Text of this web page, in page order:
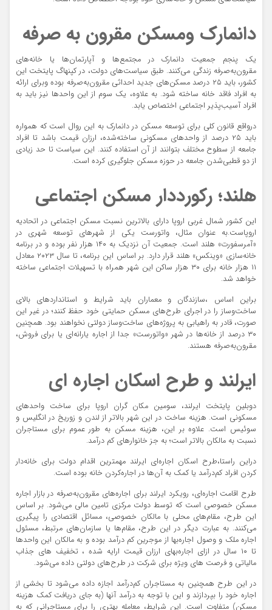
دانمارک ومسکن مقرون به صرفه
یک پنجم جمعیت دانمارک در مجتمع‌ها و آپارتمان‌ها یا خانه‌های
مقرون‌به‌صرفه زندگی می‌کنند. طبق سیاست‌های دولت، در کپنهاگ پایتخت این
کشور، باید ۲۵ درصد مسکن‌های جدید احداثی مقرون‌به‌صرفه بوده وبرای ارائه
به افراد فاقد خانه ساخته شود. به علاوه، یک سوم از این واحدها نیز باید به
افراد آسیب‌پذیر اجتماعی اختصاص یابد.
درواقع قانون کلی برای توسعه مسکن در دانمارک به این روال است که همواره
باید ۲۵ درصد از واحدهای مسکونی ساخته‌شده، ارزان قیمت باشد تا افراد
جامعه از سطوح مختلف بتوانند از آن استفاده کنند. این سیاست تا حد زیادی
از دو قطبی‌شدن جامعه در حوزه مسکن جلوگیری کرده است.
هلند؛ رکورددار مسکن اجتماعی
این کشور شمال غربی اروپا دارای بالاترین نسبت مسکن اجتماعی در اتحادیه
اروپاست.به عنوان مثال، واتورست یکی از شهرهای توسعه شهری در
«آمرسفورت» هلند است. جمعیت آن نزدیک به ۱۴۰ هزار نفر بوده و در برنامه
خانه‌سازی «وینکس» هلند قرار دارد. بر اساس این برنامه، تا سال ۲۰۲۳ معادل
۱۱ هزار خانه برای ۳۰ هزار ساکن این شهر همراه با تسهیلات اجتماعی ساخته
خواهد شد.
براین اساس ،سازندگان و معماران باید شرایط و استانداردهای بالای
ساخت‌وساز را در اجرای طرح‌های مسکن حمایتی خود حفظ کنند؛ در غیر این
صورت، قادر به راهیابی به پروژه‌های ساخت‌وساز دولتی نخواهند بود. همچنین
۳۰ درصد از خانه‌ها در شهر «واتورست» جدا از اجاره یارانه‌ای یا برای فروش،
مقرون‌به‌صرفه هستند.
ایرلند و طرح اسکان اجاره ای
دوبلین پایتخت ایرلند، سومین مکان گران اروپا برای ساخت واحدهای
مسکونی است. هزینه ساخت در این شهر بالاتر از لندن و زوریخ در انگلیس و
سوئیس است. علاوه بر این، هزینه مسکن به طور عموم برای مستاجران
نسبت به مالکان بالاتر است؛ به جز خانوارهای کم درآمد.
دراین راستا،طرح اسکان اجاره‌ای ایرلند مهمترین اقدام دولت برای خانه‌دار
کردن افراد کم‌درآمد یا کمک به آن‌ها در اجاره‌کردن خانه‌ بوده است.
طرح اقامت اجاره‌ای، رویکرد ایرلند برای اجاره‌های مقرون‌به‌صرفه در بازار اجاره
مسکن خصوصی است که توسط دولت مرکزی تامین مالی می‌شود. بر اساس
این طرح، مقام‌های محلی با مالکان خصوصی، مسائل اقتصادی را پیگیری
می‌کنند. به عبارت دیگر در این طرح، مقام‌ها یا سازمان‌های مرتبط، مسئول
اجاره ملک و وصول اجاره‌بها از موجرین کم درآمد بوده و به مالکان این واحدها
تا ۱۰ سال در ازای اجاره‌بهای ارزان قیمت ارایه شده ، تخفیف های جذاب
مالیاتی و فرصت های ویژه برای شرکت در طرح‌های دولتی داده می‌شود.
در این طرح همچنین به مستاجران کم‌درآمد اجازه داده می‌شود تا بخشی از
اجاره خود را بپردازند و این با توجه به درآمد آنها (به جای دریافت کمک هزینه
مسکن) متفاوت است. این شرایط، معامله بهتری را برای مستاجرانی که به